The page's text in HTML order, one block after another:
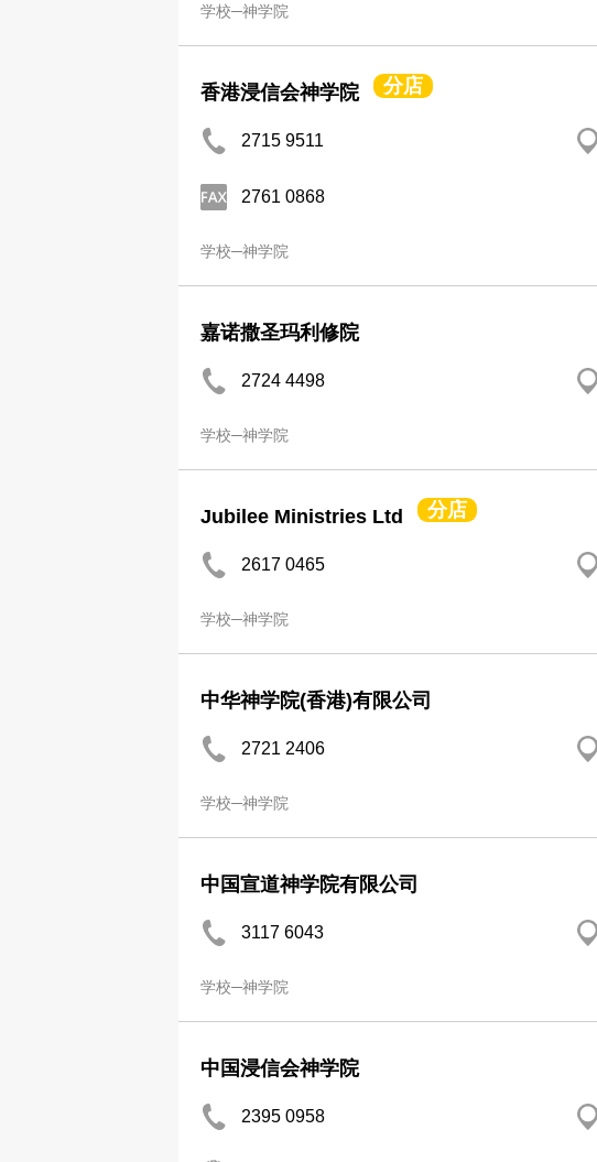
学校─神学院
香港浸信会神学院 分店
2715 9511
2761 0868
学校─神学院
嘉诺撒圣玛利修院
2724 4498
学校─神学院
Jubilee Ministries Ltd 分店
2617 0465
学校─神学院
中华神学院(香港)有限公司
2721 2406
学校─神学院
中国宣道神学院有限公司
3117 6043
学校─神学院
中国浸信会神学院
2395 0958